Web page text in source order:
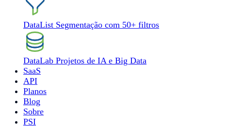
DataList Segmentação com 50+ filtros
DataLab Projetos de IA e Big Data
SaaS
API
Planos
Blog
Sobre
PSI